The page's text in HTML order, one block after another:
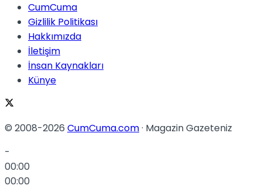
CumCuma
Gizlilik Politikası
Hakkımızda
İletişim
İnsan Kaynakları
Künye
© 2008-2026 CumCuma.com· Magazin Gazeteniz
-
00:00
00:00